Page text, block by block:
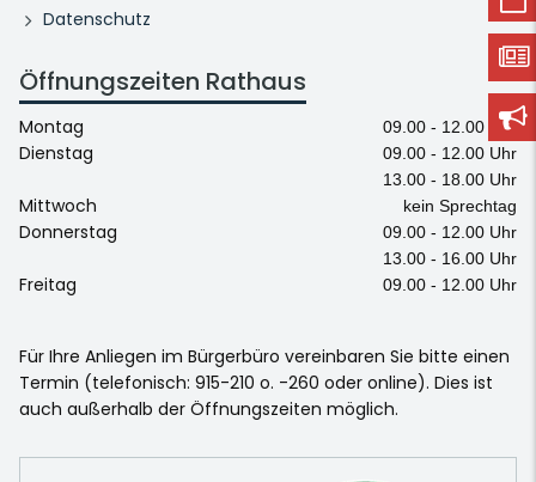
Datenschutz
Öffnungszeiten Rathaus
Montag 09.00 - 12.00 Uhr
Dienstag
09.00 - 12.00 Uhr
13.00 - 18.00 Uhr
Mittwoch kein Sprechtag
Donnerstag
09.00 - 12.00 Uhr
13.00 - 16.00 Uhr
Freitag 09.00 - 12.00 Uhr
Für Ihre Anliegen im Bürgerbüro vereinbaren Sie bitte einen
Termin (telefonisch: 915-210 o. -260 oder online). Dies ist
auch außerhalb der Öffnungszeiten möglich.